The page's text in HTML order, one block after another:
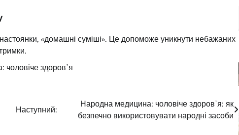
«домашні суміші». Це допоможе уникнути небажаних
здоровʼя
Наступний:
Народна медицина: чоловіче здоровʼя: як
безпечно використовувати народні засоби